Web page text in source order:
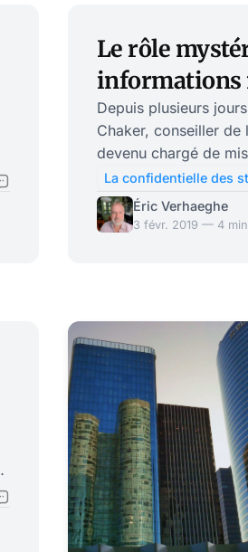
Le rôle
informations
Depuis plusieurs
Chaker, conseiller de
devenu chargé de
toutefois apparaître
monde sait
de Macron. Si l’on doit résumer l’enjeu du « dossier » Chaker, soulevé
La confidentielle des
Éric Verhaeghe
3 févr. 2019 — 4